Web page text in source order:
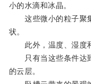
小的水滴和冰晶。
这些微小的粒子聚集
状。
此外，温度、湿度和
只有当这些条件达到
的云层。